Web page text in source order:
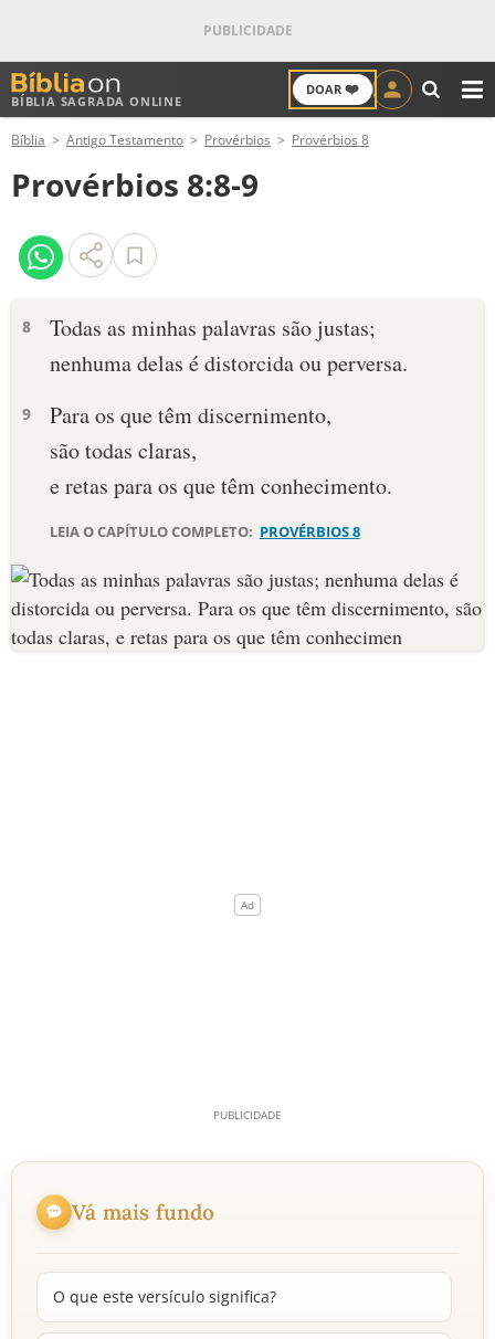
BÍBLIA SAGRADA ONLINE
DOAR ❤️
ANTIGO TESTAMENTO
NOVO TESTAMENTO
VERSÍCULOS
PALAVRA DO DIA
SALMO DO DIA
DEVOCIONAL DIÁRIO
10 MANDAMENTOS
ESTUDOS BÍBLICOS
ESBOÇOS DE PREGAÇÃO
Bíblia Antigo Testamento Provérbios Provérbios 8
Provérbios 8:8-9
8
Todas as minhas palavras são justas;
nenhuma delas é distorcida ou perversa.
9
Para os que têm discernimento,
são todas claras,
e retas para os que têm conhecimento.
LEIA O CAPÍTULO COMPLETO: PROVÉRBIOS 8
Vá mais fundo
O que este versículo significa?